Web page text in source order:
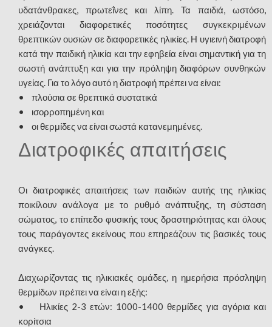
υδατάνθρακες, πρωτεΐνες και λίπη. Τα παιδιά, ωστόσο,
χρειάζονται διαφορετικές ποσότητες συγκεκριμένων
θρεπτικών ουσιών σε διαφορετικές ηλικίες. Η υγιεινή διατροφή
κατά την παιδική ηλικία και την εφηβεία είναι σημαντική για τη
σωστή ανάπτυξη και για την πρόληψη διαφόρων συνθηκών
υγείας. Για το λόγο αυτό η διατροφή πρέπει να είναι:
• πλούσια σε θρεπτικά συστατικά
• ισορροπημένη και
• οι θερμίδες να είναι σωστά κατανεμημένες.
Διατροφικές απαιτήσεις
Οι διατροφικές απαιτήσεις των παιδιών αυτής της ηλικίας
ποικίλουν ανάλογα με το ρυθμό ανάπτυξης, τη σύσταση
σώματος, το επίπεδο φυσικής τους δραστηριότητας και όλους
τους παράγοντες εκείνους που επηρεάζουν τις βασικές τους
ανάγκες.
Διαχωρίζοντας τις ηλικιακές ομάδες, η ημερήσια πρόσληψη
θερμίδων πρέπει να είναι η εξής:
• Ηλικίες 2-3 ετών: 1000-1400 θερμίδες για αγόρια και
κορίτσια